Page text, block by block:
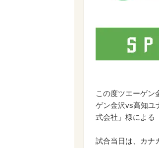
この度ツエーゲン
ゲン金沢vs高知ユ
式会社」様による
試合当日は、カナ